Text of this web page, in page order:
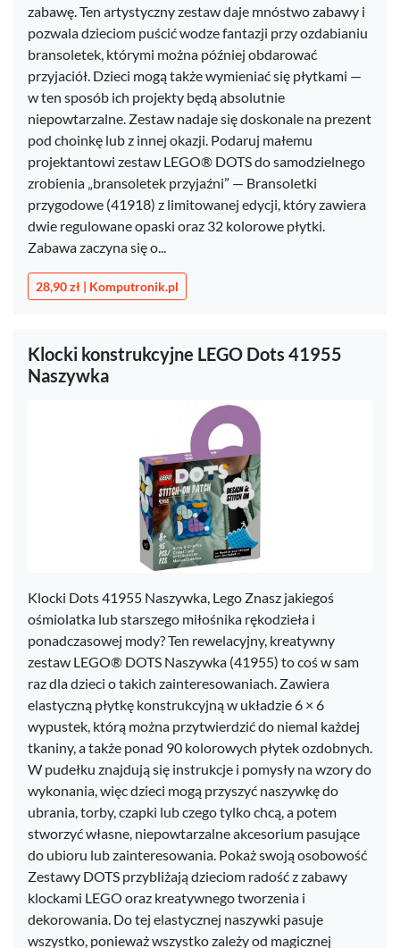
zabawę. Ten artystyczny zestaw daje mnóstwo zabawy i
pozwala dzieciom puścić wodze fantazji przy ozdabianiu
bransoletek, którymi można później obdarować
przyjaciół. Dzieci mogą także wymieniać się płytkami —
w ten sposób ich projekty będą absolutnie
niepowtarzalne. Zestaw nadaje się doskonale na prezent
pod choinkę lub z innej okazji. Podaruj małemu
projektantowi zestaw LEGO® DOTS do samodzielnego
zrobienia „bransoletek przyjaźni” — Bransoletki
przygodowe (41918) z limitowanej edycji, który zawiera
dwie regulowane opaski oraz 32 kolorowe płytki.
Zabawa zaczyna się o...
28,90 zł | Komputronik.pl
Klocki konstrukcyjne LEGO Dots 41955
Naszywka
Klocki Dots 41955 Naszywka, Lego Znasz jakiegoś
ośmiolatka lub starszego miłośnika rękodzieła i
ponadczasowej mody? Ten rewelacyjny, kreatywny
zestaw LEGO® DOTS Naszywka (41955) to coś w sam
raz dla dzieci o takich zainteresowaniach. Zawiera
elastyczną płytkę konstrukcyjną w układzie 6 × 6
wypustek, którą można przytwierdzić do niemal każdej
tkaniny, a także ponad 90 kolorowych płytek ozdobnych.
W pudełku znajdują się instrukcje i pomysły na wzory do
wykonania, więc dzieci mogą przyszyć naszywkę do
ubrania, torby, czapki lub czego tylko chcą, a potem
stworzyć własne, niepowtarzalne akcesorium pasujące
do ubioru lub zainteresowania. Pokaż swoją osobowość
Zestawy DOTS przybliżają dzieciom radość z zabawy
klockami LEGO oraz kreatywnego tworzenia i
dekorowania. Do tej elastycznej naszywki pasuje
wszystko, ponieważ wszystko zależy od magicznej